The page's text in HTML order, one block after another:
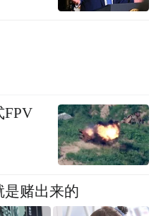
员们详细了解了从雕
学校将开封朱仙镇木
入课堂的举措表示赞
，学员们被师生们巧
FPV
是赌出来的